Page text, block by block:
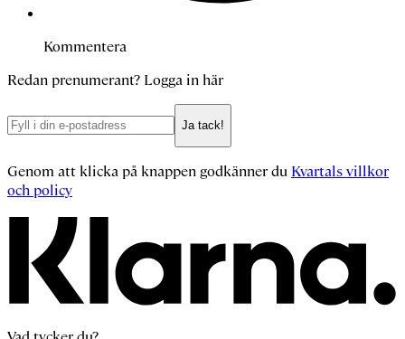
Kommentera
Redan prenumerant? Logga in här
Ja tack!
Genom att klicka på knappen godkänner du Kvartals villkor
och policy